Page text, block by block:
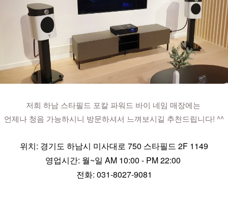
저희 하남 스타필드 포칼 파워드 바이 네임 매장에는
언제나 청음 가능하시니 방문하셔서 느껴보시길 추천드립니다! ^^
위치: 경기도 하남시 미사대로 750 스타필드 2F 1149
영업시간: 월~일 AM 10:00 - PM 22:00
전화: 031-8027-9081